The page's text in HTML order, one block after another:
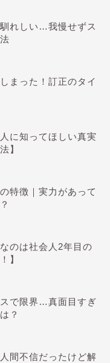
れしい…我慢せずス
まった！訂正のタイ
に知ってほしい真実
】
特徴｜実力があって
のは社会人2年目の
】
で限界…真面目すぎ
？
間不信だったけど解